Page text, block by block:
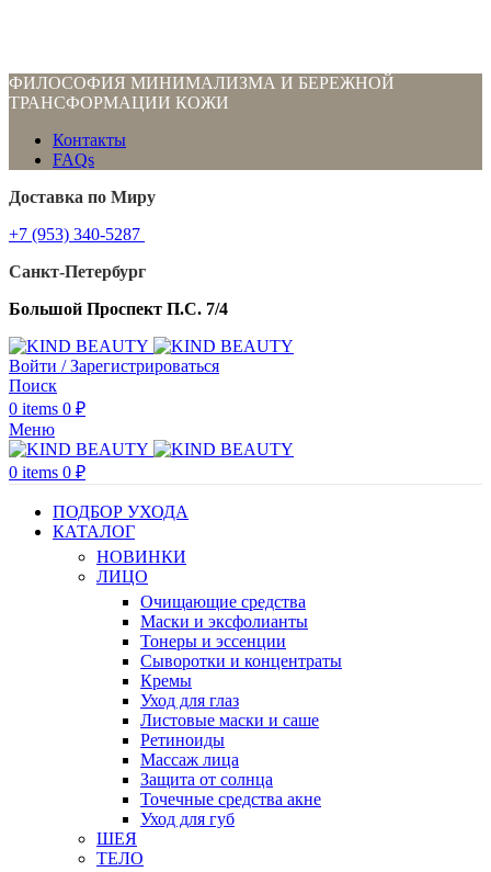
ФИЛОСОФИЯ МИНИМАЛИЗМА И БЕРЕЖНОЙ
ТРАНСФОРМАЦИИ КОЖИ
Контакты
FAQs
Доставка по Миру
+7 (953) 340-5287
Санкт-Петербург
Большой Проспект П.С. 7/4
Войти / Зарегистрироваться
Поиск
0 items 0 ₽
Меню
0 items 0 ₽
ПОДБОР УХОДА
КАТАЛОГ
НОВИНКИ
ЛИЦО
Очищающие средства
Маски и эксфолианты
Тонеры и эссенции
Сыворотки и концентраты
Кремы
Уход для глаз
Листовые маски и саше
Ретиноиды
Массаж лица
Защита от солнца
Точечные средства акне
Уход для губ
ШЕЯ
ТЕЛО